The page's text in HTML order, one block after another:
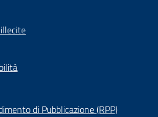
di Pubblicazione (RPP)